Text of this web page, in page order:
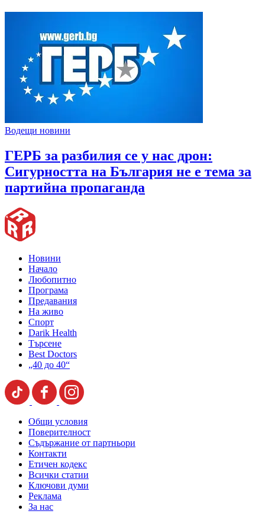
Водещи новини
ГЕРБ за разбилия се у нас дрон:
Сигурността на България не е тема за
партийна пропаганда
Новини
Начало
Любопитно
Програма
Предавания
На живо
Спорт
Darik Health
Търсене
Best Doctors
„40 до 40“
Общи условия
Поверителност
Съдържание от партньори
Контакти
Етичен кодекс
Всички статии
Ключови думи
Реклама
За нас